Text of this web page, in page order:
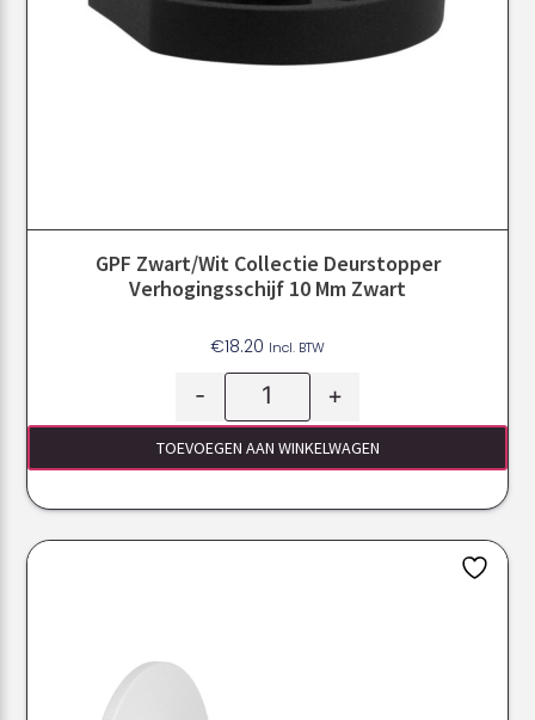
GPF Zwart/Wit Collectie Deurstopper
Verhogingsschijf 10 Mm Zwart
€18.20 Incl. BTW
- +
TOEVOEGEN AAN WINKELWAGEN